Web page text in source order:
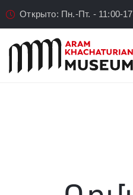
Открыто: Пн.-Пт. - 11:00-